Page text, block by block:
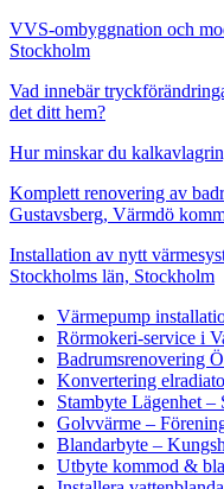
VVS-ombyggnation och
Stockholm
Vad innebär
det ditt hem?
Hur minskar du
Komplett renovering av
Gustavsberg, Värmdö
Installation av nytt
Stockholms län, Stockholm
Värmepump
Rörmokeri-service i
Badrumsrenovering
Konvertering
Stambyte Lägenhet –
Golvvärme –
Blandarbyte –
Utbyte kommod &